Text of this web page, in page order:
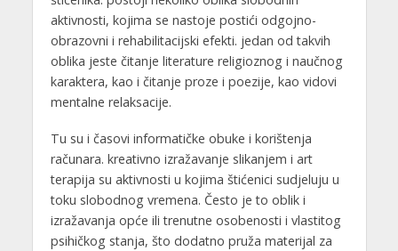
aktivnosti, kojima se nastoje postići odgojno-
obrazovni i rehabilitacijski efekti. jedan od takvih
oblika jeste čitanje literature religioznog i naučnog
karaktera, kao i čitanje proze i poezije, kao vidovi
mentalne relaksacije.
Tu su i časovi informatičke obuke i korištenja
računara. kreativno izražavanje slikanjem i art
terapija su aktivnosti u kojima štićenici sudjeluju u
toku slobodnog vremena. Često je to oblik i
izražavanja opće ili trenutne osobenosti i vlastitog
psihičkog stanja, što dodatno pruža materijal za